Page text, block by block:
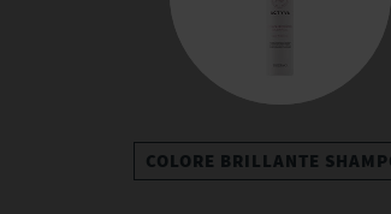
COLORE BRILLANTE